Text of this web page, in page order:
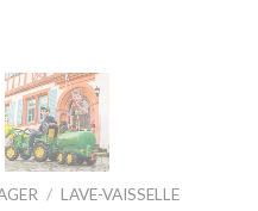
/ LAVE-VAISSELLE